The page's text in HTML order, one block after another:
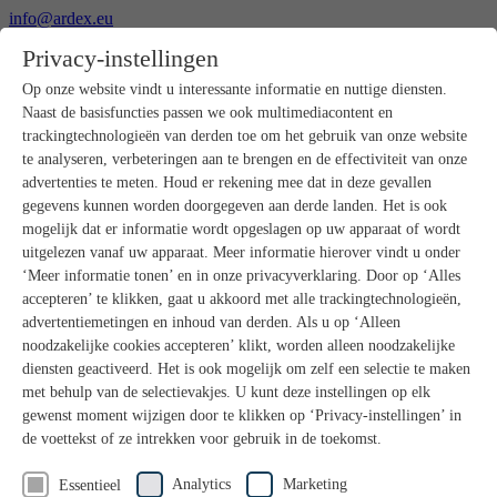
info@ardex.eu
Nederlands
Français
Producten
Productoverzicht
Ruwbouw
Dekvloeren
Voorbereiding ondergrond
Vloeregalisaties
Afdichtingen
Tegellijmen
Voegmortels
Voegen / Siliconen
Montagelijmen
Natuursteenprogramma
Vloerbedekkings- en parketlijmen
Wandegalesaties
Accessoires
PANDOMO®
Badkamerrenovatie met wedi
Privacy-instellingen
Op onze website vindt u interessante informatie en nuttige diensten.
Naast de basisfuncties passen we ook multimediacontent en
trackingtechnologieën van derden toe om het gebruik van onze website
te analyseren, verbeteringen aan te brengen en de effectiviteit van onze
advertenties te meten. Houd er rekening mee dat in deze gevallen
gegevens kunnen worden doorgegeven aan derde landen. Het is ook
mogelijk dat er informatie wordt opgeslagen op uw apparaat of wordt
uitgelezen vanaf uw apparaat. Meer informatie hierover vindt u onder
‘Meer informatie tonen’ en in onze privacyverklaring. Door op ‘Alles
accepteren’ te klikken, gaat u akkoord met alle trackingtechnologieën,
advertentiemetingen en inhoud van derden. Als u op ‘Alleen
noodzakelijke cookies accepteren’ klikt, worden alleen noodzakelijke
diensten geactiveerd. Het is ook mogelijk om zelf een selectie te maken
met behulp van de selectievakjes. U kunt deze instellingen op elk
gewenst moment wijzigen door te klikken op ‘Privacy-instellingen’ in
de voettekst of ze intrekken voor gebruik in de toekomst.
Essentieel Analytics Marketing